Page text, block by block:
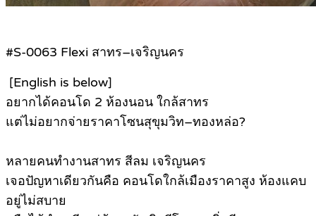
#S-0063 Flexi สาทร–เจริญนคร
[English is below]
อยากได้คอนโด 2 ห้องนอน ใกล้สาทร
แต่ไม่อยากจ่ายราคาโซนสุขุมวิท–ทองหล่อ?
หลายคนทำงานสาทร สีลม เจริญนคร
เจอปัญหาเดียวกันคือ คอนโดใกล้เมืองราคาสูง ห้องแคบ
อยู่ไม่สบาย